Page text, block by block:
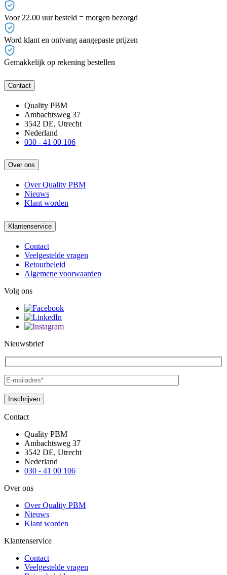
Voor 22.00 uur besteld = morgen bezorgd
Word klant en ontvang aangepaste prijzen
Gemakkelijk op rekening bestellen
Contact
Quality PBM
Ambachtsweg 37
3542 DE, Utrecht
Nederland
030 - 41 00 106
Over ons
Over Quality PBM
Nieuws
Klant worden
Klantenservice
Contact
Veelgestelde vragen
Retourbeleid
Algemene voorwaarden
Volg ons
Nieuwsbrief
Contact
Quality PBM
Ambachtsweg 37
3542 DE, Utrecht
Nederland
030 - 41 00 106
Over ons
Over Quality PBM
Nieuws
Klant worden
Klantenservice
Contact
Veelgestelde vragen